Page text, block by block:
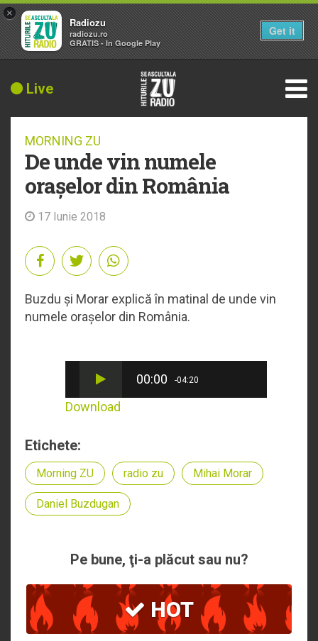
Live
MORNING ZU
De unde vin numele
orașelor din România
17 Iunie 2018
Buzdu și Morar explică în matinal de unde vin
numele orașelor din România.
00:00 -04:20
Download
Etichete:
Morning ZU radio zu Mihai Morar
Daniel Buzdugan
Pe bune, ţi-a plăcut sau nu?
HOT
×
Radiozu
radiozu.ro
GRATIS - In Google Play
Get it